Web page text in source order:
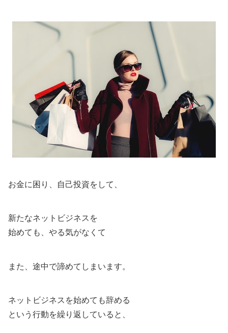
お金に困り、自己投資をして、
新たなネットビジネスを
始めても、やる気がなくて
また、途中で諦めてしまいます。
ネットビジネスを始めても辞める
という行動を繰り返していると、